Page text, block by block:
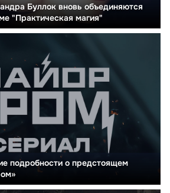
Буллок вновь объединяются
"Практическая магия"
подробности о предстоящем